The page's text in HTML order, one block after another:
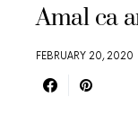
Amal ca
FEBRUARY 20, 2020